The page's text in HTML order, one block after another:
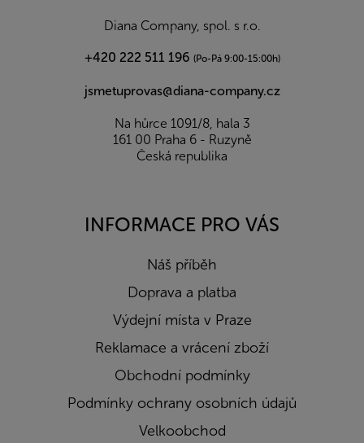
Diana Company, spol. s r.o.
+420 222 511 196 (Po-Pá 9:00-15:00h)
jsmetuprovas@diana-company.cz
Na hůrce 1091/8, hala 3
161 00 Praha 6 - Ruzyně
Česká republika
INFORMACE PRO VÁS
Náš příběh
Doprava a platba
Výdejní místa v Praze
Reklamace a vrácení zboží
Obchodní podmínky
Podmínky ochrany osobních údajů
Velkoobchod